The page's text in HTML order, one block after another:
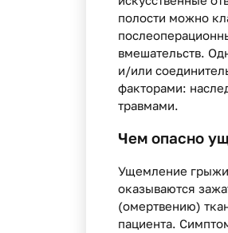
полости можно
вмешательств.
и/или
факторами:
травмами.
Чем опасно
Ущемление грыжи
оказываются
(омертвению)
пациента.